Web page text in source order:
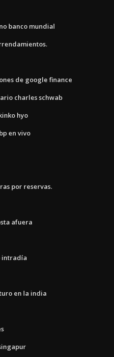
banco mundial
de google finance
charles schwab
hyo
en vivo
por reservas.
afuera
intradía
en la india